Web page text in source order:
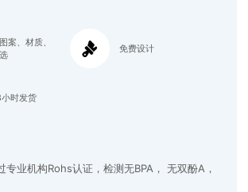
案、材质、
免费设计
时发货
专业机构Rohs认证，检测无BPA， 无双酚A，